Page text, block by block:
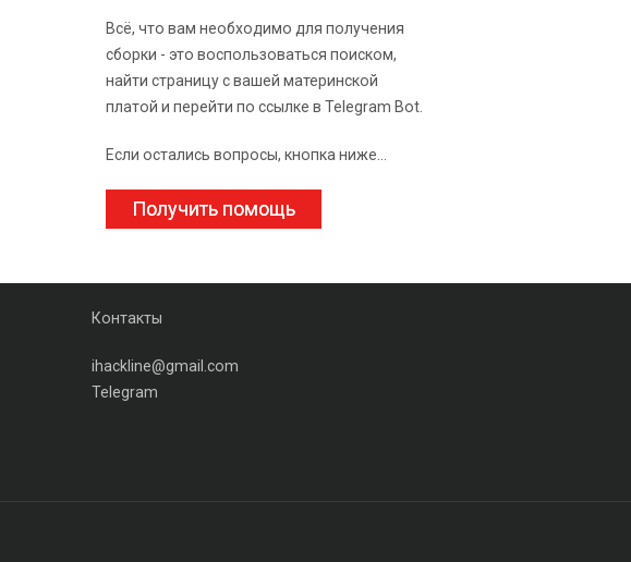
Всё, что вам необходимо для получения
сборки - это воспользоваться поиском,
найти страницу с вашей материнской
платой и перейти по ссылке в Telegram Bot.
Если остались вопросы, кнопка ниже...
Получить помощь
Контакты
ihackline@gmail.com
Telegram